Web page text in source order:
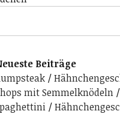
Beiträge
mit Semmelknödeln